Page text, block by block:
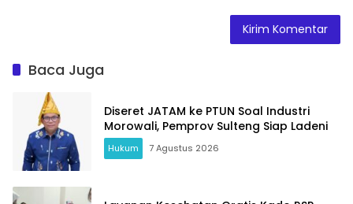
Baca Juga
Diseret JATAM ke PTUN Soal Industri
Morowali, Pemprov Sulteng Siap Ladeni
Hukum 7 Agustus 2026